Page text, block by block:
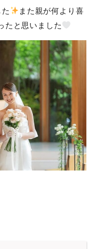
また親が何より喜
たと思いました